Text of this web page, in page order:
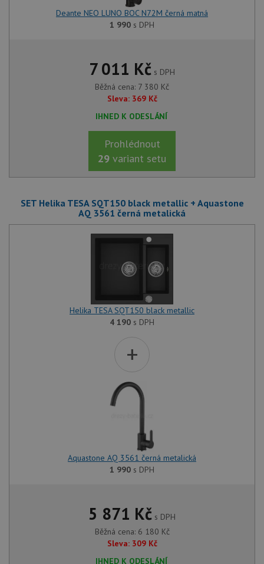
Deante NEO LUNO BOC N72M černá matná
1 990 s DPH
7 011 Kč s DPH
Běžná cena: 7 380 Kč
Sleva: 369 Kč
IHNED K ODESLÁNÍ
Prohlédnout
29 variant setu
SET Helika TESA SQT150 black metallic + Aquastone
AQ 3561 černá metalická
Helika TESA SQT150 black metallic
4 190 s DPH
+
Aquastone AQ 3561 černá metalická
1 990 s DPH
5 871 Kč s DPH
Běžná cena: 6 180 Kč
Sleva: 309 Kč
IHNED K ODESLÁNÍ